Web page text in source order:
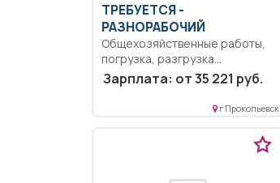
ТРЕБУЕТСЯ -
РАЗНОРАБОЧИЙ
Общехозяйственные работы,
погрузка, разгрузка
продукции и сырья.. Полный
рабочий...
Зарплата: от 35 221 руб.
г Прокопьевск